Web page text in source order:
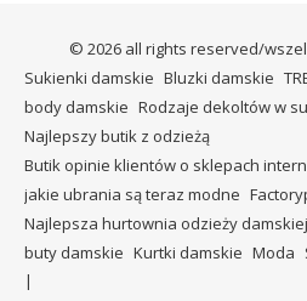
© 2026 all rights reserved/
Sukienki damskie Bluzki damskie
body damskie Rodzaje dekoltów w
Najlepszy butik z odzieżą
Butik opinie klientów o sklepach
jakie ubrania są teraz modne
Najlepsza hurtownia odzieży
buty damskie Kurtki damskie Moda